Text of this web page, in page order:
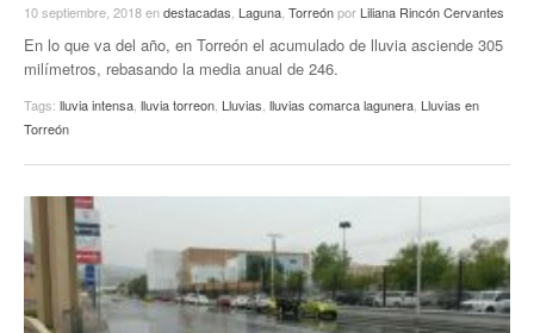
10 septiembre, 2018endestacadas Laguna Torreónpor Liliana Rincón Cervantes
En lo que va del año, en Torreón el acumulado de lluvia asciende 305
milímetros, rebasando la media anual de 246.
Tags: lluvia intensa lluvia torreon Lluvias lluvias comarca lagunera Lluvias en
Torreón